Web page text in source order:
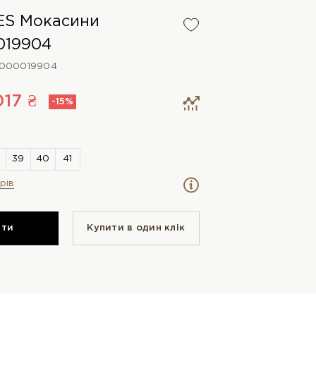
Мокасини
₴ -15%
Купити в один клiк